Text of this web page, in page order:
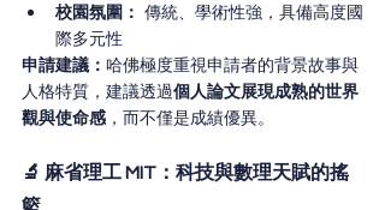
校園氛圍： 傳統、學術性強，具備高度國
際多元性
申請建議： 哈佛極度重視申請者的背景故事與
人格特質，建議透過個人論文展現成熟的世界
觀與使命感 ，而不僅是成績優異。
🔬 麻省理工 MIT：科技與數理天賦的搖